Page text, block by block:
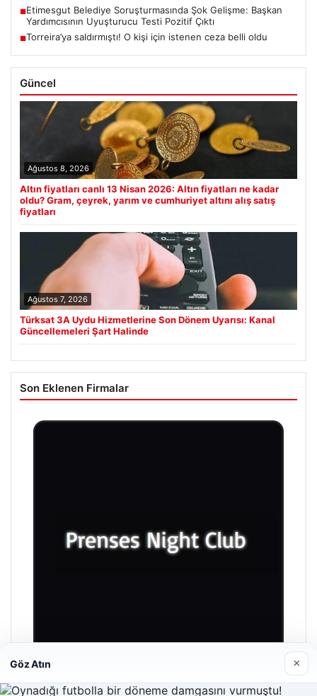
■Etimesgut Belediye Soruşturmasında Şok Gelişme: Başkan
Yardımcısının Uyuşturucu Testi Pozitif Çıktı
■Torreira’ya saldırmıştı! O kişi için istenen ceza belli oldu
Güncel
Ağustos 8, 2026
Altın fiyatları canlı 13 Nisan 2026: Altın fiyatları ne kadar
oldu? Gram, çeyrek, yarım ve cumhuriyet altını alış satış
fiyatları
Ağustos 7, 2026
Türksat 3A Uydu Hizmetlerine Son Dönem Uyarısı: Kanal
Güncellemeleri Şart Halinde
Son Eklenen Firmalar
Göz Atın ×